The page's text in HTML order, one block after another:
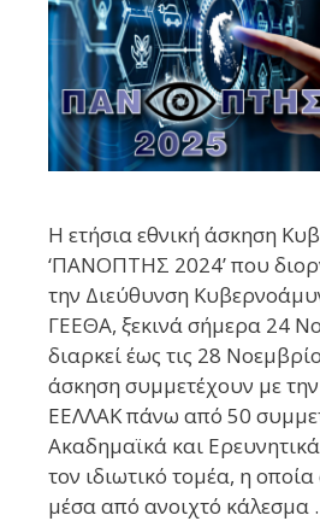
H ετήσια εθνική άσκηση
‘ΠΑΝΟΠΤΗΣ 2024’ που
την Διεύθυνση
ΓΕΕΘΑ, ξεκινά σήμερα 24
διαρκεί έως τις 28
άσκηση συμμετέχουν με
ΕΕΛΛΑΚ πάνω από 50
Ακαδημαϊκά και
τον ιδιωτικό τομέα, η
μέσα από ανοιχτό κάλεσμα